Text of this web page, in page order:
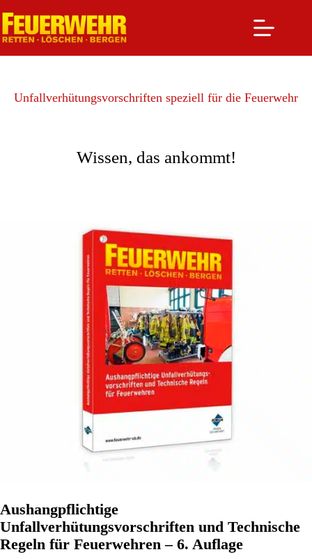
Inhalt
springen
Unfallverhütungsvorschriften speziell für die Feuerwehr
Wissen, das ankommt!
Aushangpflichtige
Unfallverhütungsvorschriften und Technische
Regeln für Feuerwehren – 6. Auflage